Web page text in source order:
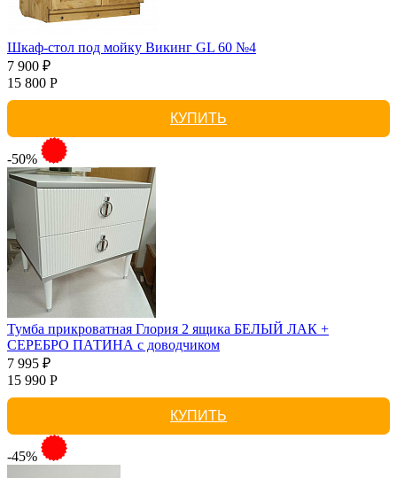
Шкаф-стол под мойку Викинг GL 60 №4
7 900 ₽
15 800 Р
КУПИТЬ
-50%
Тумба прикроватная Глория 2 ящика БЕЛЫЙ ЛАК +
СЕРЕБРО ПАТИНА с доводчиком
7 995 ₽
15 990 Р
КУПИТЬ
-45%